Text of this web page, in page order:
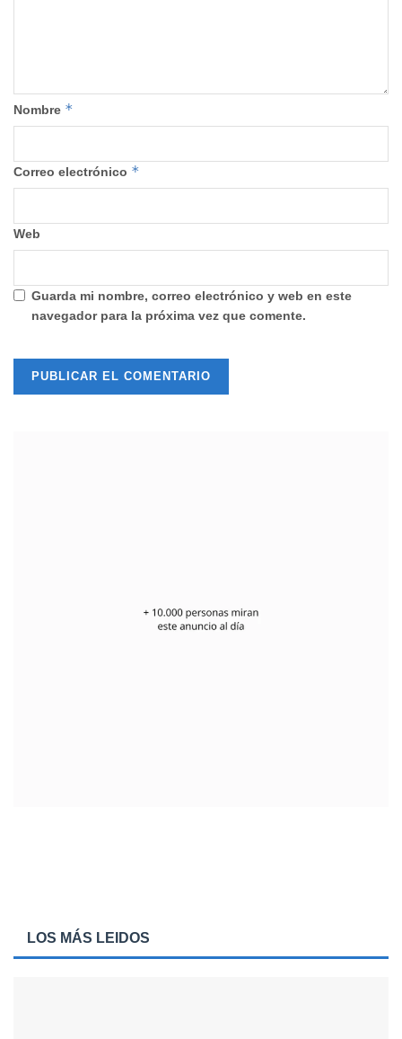
Nombre *
Correo electrónico *
Web
Guarda mi nombre, correo electrónico y web en este
navegador para la próxima vez que comente.
LOS MÁS LEIDOS